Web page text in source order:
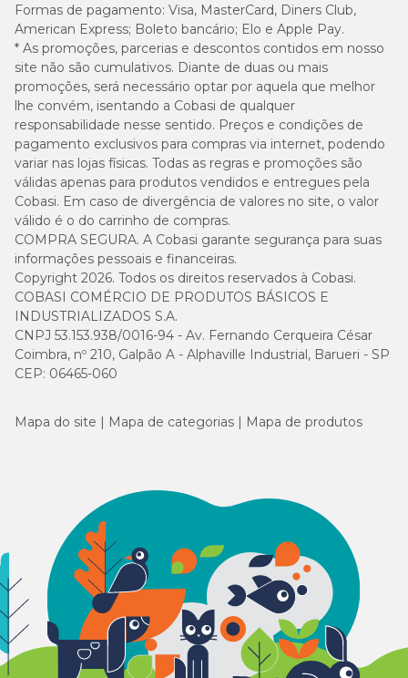
Formas de pagamento: Visa, MasterCard, Diners Club,
American Express; Boleto bancário; Elo e Apple Pay.
* As promoções, parcerias e descontos contidos em nosso
site não são cumulativos. Diante de duas ou mais
promoções, será necessário optar por aquela que melhor
lhe convém, isentando a Cobasi de qualquer
responsabilidade nesse sentido. Preços e condições de
pagamento exclusivos para compras via internet, podendo
variar nas lojas físicas. Todas as regras e promoções são
válidas apenas para produtos vendidos e entregues pela
Cobasi. Em caso de divergência de valores no site, o valor
válido é o do carrinho de compras.
COMPRA SEGURA. A Cobasi garante segurança para suas
informações pessoais e financeiras.
Copyright 2026. Todos os direitos reservados à Cobasi.
COBASI COMÉRCIO DE PRODUTOS BÁSICOS E
INDUSTRIALIZADOS S.A.
CNPJ 53.153.938/0016-94 - Av. Fernando Cerqueira César
Coimbra, nº 210, Galpão A - Alphaville Industrial, Barueri - SP
CEP: 06465-060
Mapa do site Mapa de categorias Mapa de produtos